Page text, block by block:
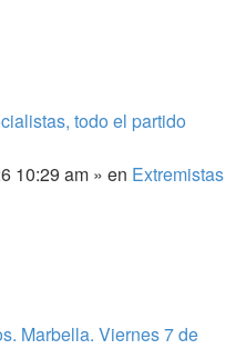
todo el partido
10:29 am » en Extremistas
Marbella. Viernes 7 de